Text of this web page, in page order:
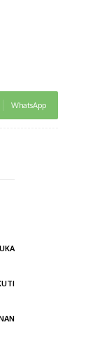
WhatsApp